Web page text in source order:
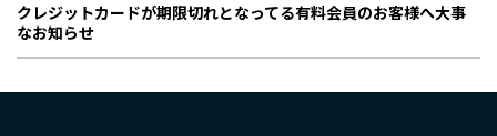
クレジットカードが期限切れとなってる有料会員のお客様へ大事
なお知らせ